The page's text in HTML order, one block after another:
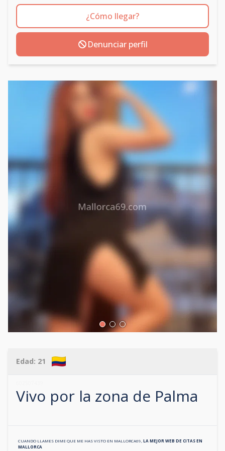
¿Cómo llegar?
Denunciar perfil
Edad: 21
Vivo por la zona de Palma
CUANDO LLAMES DIME QUE ME HAS VISTO EN MALLORCA69,LA MEJOR WEB DE CITAS EN
MALLORCA